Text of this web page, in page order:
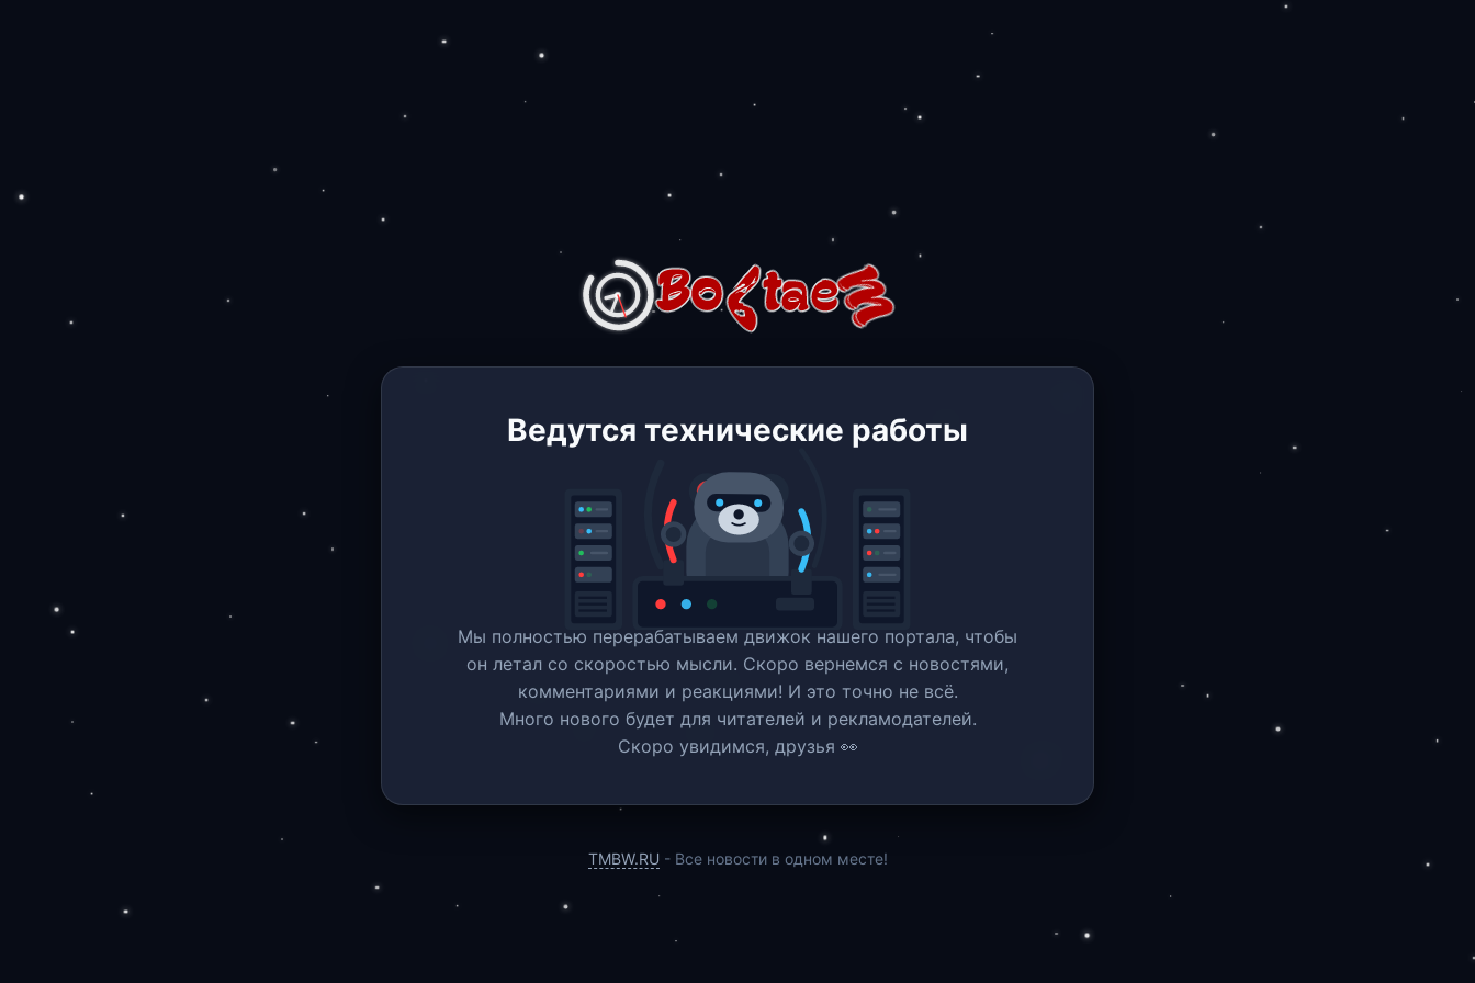
Ведутся технические работы
Мы полностью перерабатываем движок нашего портала, чтобы
он летал со скоростью мысли. Скоро вернемся c новостями,
комментариями и реакциями! И это точно не всё.
Много нового будет для читателей и рекламодателей.
Скоро увидимся, друзья 👀
TMBW.RU - Все новости в одном месте!